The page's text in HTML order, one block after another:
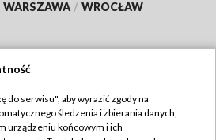
WARSZAWA / WROCŁAW
TVP
do serwisu", aby wyrazić zgody na
śledzenia i zbierania danych,
urządzeniu końcowym i ich